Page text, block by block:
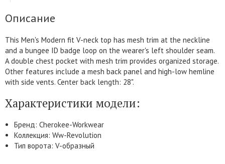
Описание
This Men's Modern fit V-neck top has mesh trim at the neckline
and a bungee ID badge loop on the wearer's left shoulder seam.
A double chest pocket with mesh trim provides organized storage.
Other features include a mesh back panel and high-low hemline
with side vents. Center back length: 28".
Характеристики модели:
Бренд: Cherokee-Workwear
Коллекция: Ww-Revolution
Тип ворота: V-образный